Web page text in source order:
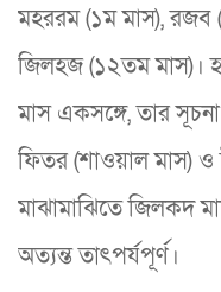
মহররম (১ম মাস),
জিলহজ (১২তম মাস)।
মাস একসঙ্গে, তার
ফিতর (শাওয়াল মাস)
মাঝামাঝিতে জিলকদ
অত্যন্ত তাৎপর্যপূর্ণ।